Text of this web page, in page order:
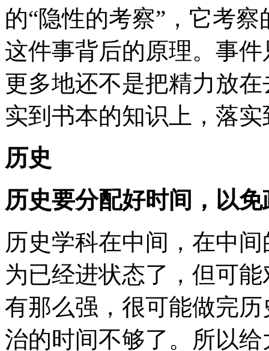
的“隐性的考察”，它考
这件事背后的原理。事
更多地还不是把精力放
实到书本的知识上，落
历史
历史要分配好时间，以
历史学科在中间，在中
为已经进状态了，但可
有那么强，很可能做完
治的时间不够了。所以